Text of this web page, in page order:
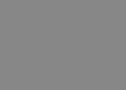
Es spielt eine
im
der PrestaShop-
des Besuchers.